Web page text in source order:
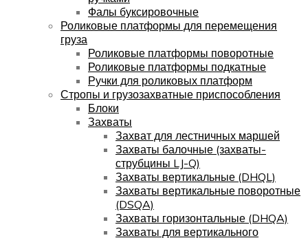
Фалы буксировочные
Роликовые платформы для перемещения
груза
Роликовые платформы поворотные
Роликовые платформы подкатные
Ручки для роликовых платформ
Стропы и грузозахватные приспособления
Блоки
Захваты
Захват для лестничных маршей
Захваты балочные (захваты-
струбцины LJ-Q)
Захваты вертикальные (DHQL)
Захваты вертикальные поворотные
(DSQA)
Захваты горизонтальные (DHQA)
Захваты для вертикального